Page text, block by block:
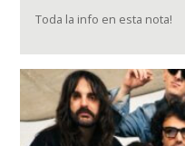
Toda la info en esta nota!